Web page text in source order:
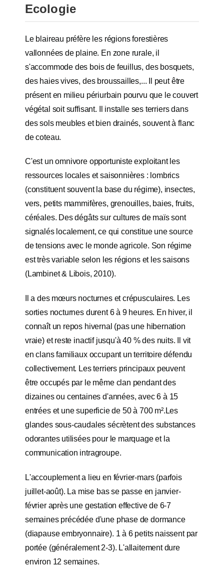
Ecologie
Le blaireau préfère les régions forestières
vallonnées de plaine. En zone rurale, il
s'accommode des bois de feuillus, des bosquets,
des haies vives, des broussailles,... Il peut être
présent en milieu périurbain pourvu que le couvert
végétal soit suffisant. Il installe ses terriers dans
des sols meubles et bien drainés, souvent à flanc
de coteau.
C'est un omnivore opportuniste exploitant les
ressources locales et saisonnières : lombrics
(constituent souvent la base du régime), insectes,
vers, petits mammifères, grenouilles, baies, fruits,
céréales. Des dégâts sur cultures de maïs sont
signalés localement, ce qui constitue une source
de tensions avec le monde agricole. Son régime
est très variable selon les régions et les saisons
(Lambinet & Libois, 2010).
Il a des mœurs nocturnes et crépusculaires. Les
sorties nocturnes durent 6 à 9 heures. En hiver, il
connaît un repos hivernal (pas une hibernation
vraie) et reste inactif jusqu'à 40 % des nuits. Il vit
en clans familiaux occupant un territoire défendu
collectivement. Les terriers principaux peuvent
être occupés par le même clan pendant des
dizaines ou centaines d'années, avec 6 à 15
entrées et une superficie de 50 à 700 m².Les
glandes sous-caudales sécrètent des substances
odorantes utilisées pour le marquage et la
communication intragroupe.
L'accouplement a lieu en février-mars (parfois
juillet-août). La mise bas se passe en janvier-
février après une gestation effective de 6-7
semaines précédée d'une phase de dormance
(diapause embryonnaire). 1 à 6 petits naissent par
portée (généralement 2-3). L'allaitement dure
environ 12 semaines.